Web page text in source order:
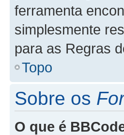
ferramenta
simplesmente
para as Regras
Topo
Sobre os
O que é